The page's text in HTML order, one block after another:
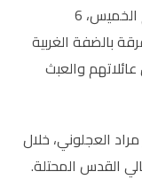
اعتقلت قوات الاحتلال الإسرائيلي، فجر اليوم الخميس، 6
بالضفة الغربية
والعبث
العجلوني، خلال
القدس المحتلة.